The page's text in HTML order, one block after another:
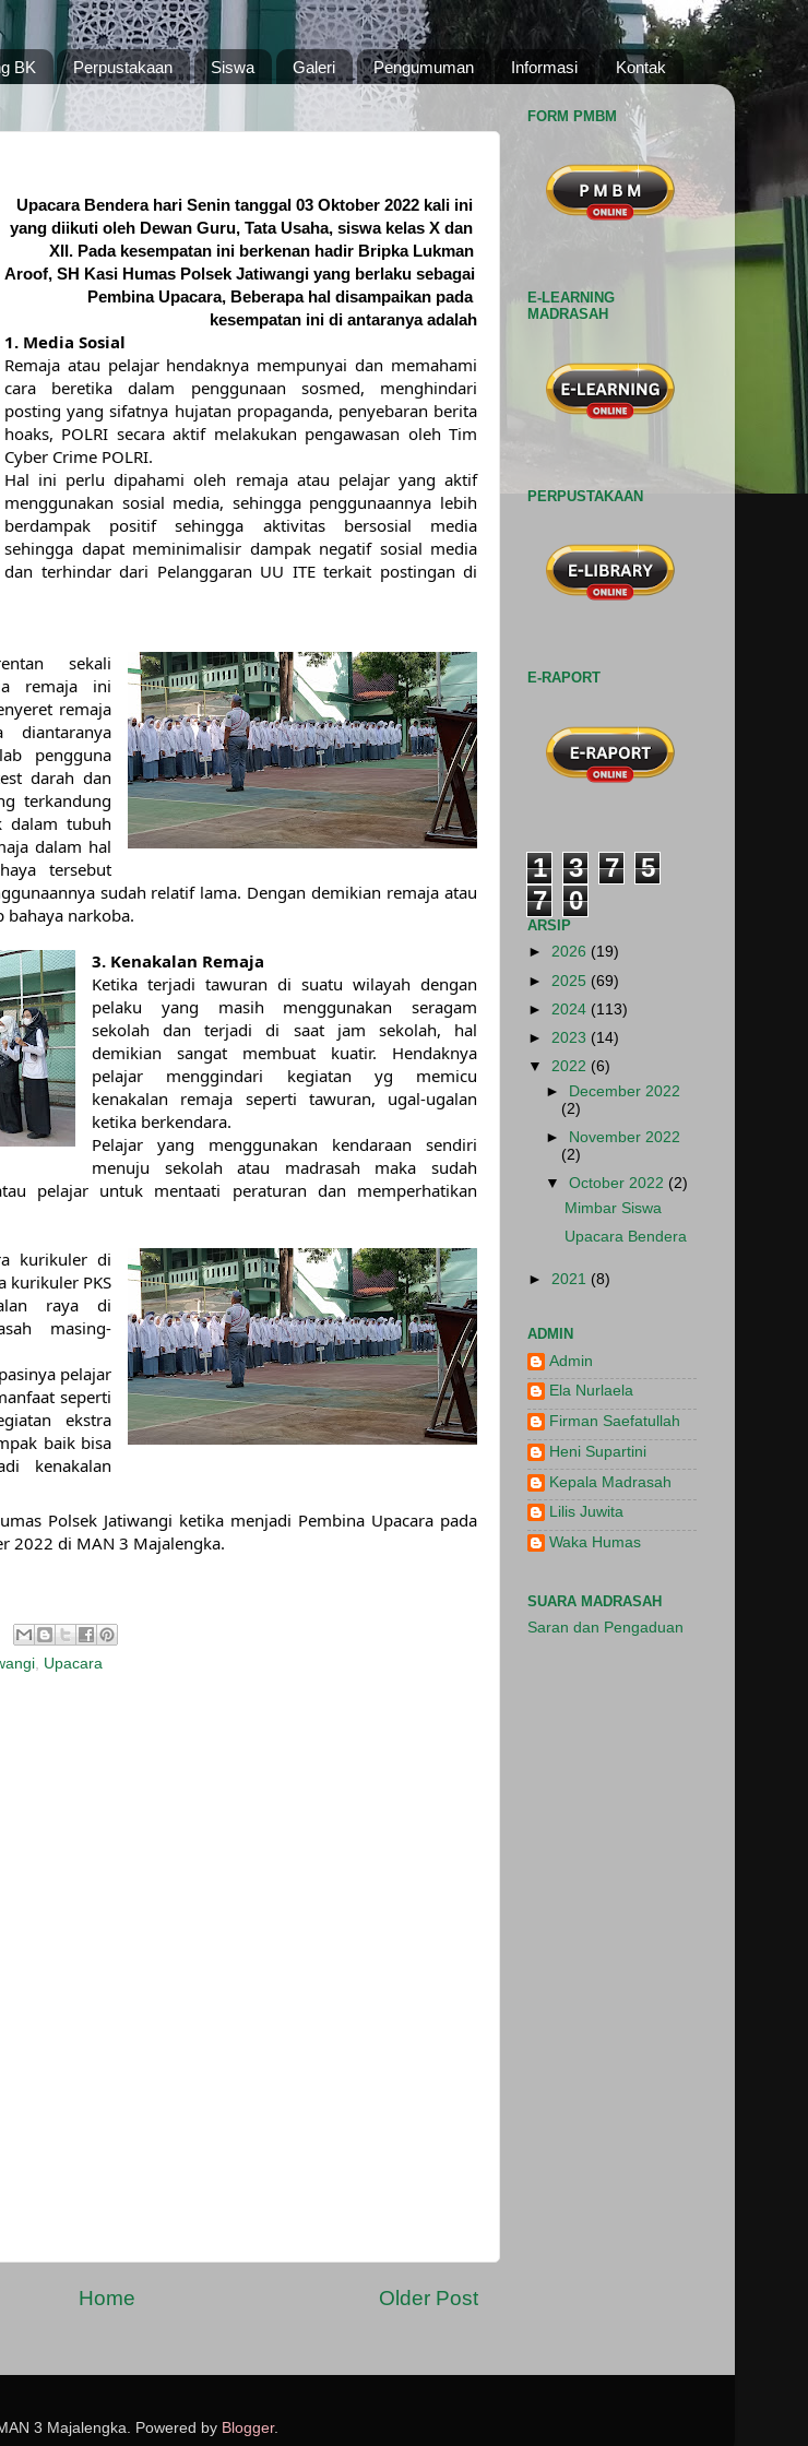
BK Perpustakaan Siswa Galeri Pengumuman Informasi Kontak
Upacara Bendera hari Senin tanggal 03 Oktober 2022 kali ini
yang diikuti oleh Dewan Guru, Tata Usaha, siswa kelas X dan
XII. Pada kesempatan ini berkenan hadir Bripka Lukman
Aroof, SH Kasi Humas Polsek Jatiwangi yang berlaku sebagai
Pembina Upacara, Beberapa hal disampaikan pada
kesempatan ini di antaranya adalah
1. Media Sosial
Remaja atau pelajar hendaknya mempunyai dan memahami
cara beretika dalam penggunaan sosmed, menghindari
posting yang sifatnya hujatan propaganda, penyebaran berita
hoaks, POLRI secara aktif melakukan pengawasan oleh Tim
Cyber Crime POLRI.
Hal ini perlu dipahami oleh remaja atau pelajar yang aktif
menggunakan sosial media, sehingga penggunaannya lebih
berdampak positif sehingga aktivitas bersosial media
sehingga dapat meminimalisir dampak negatif sosial media
dan terhindar dari Pelanggaran UU ITE terkait postingan di
sekali
remaja ini
remaja
diantaranya
pengguna
darah dan
terkandung
dalam tubuh
dalam hal
tersebut
sudah relatif lama. Dengan demikian remaja atau
bahaya narkoba.
3. Kenakalan Remaja
Ketika terjadi tawuran di suatu wilayah dengan
pelaku yang masih menggunakan seragam
sekolah dan terjadi di saat jam sekolah, hal
demikian sangat membuat kuatir. Hendaknya
pelajar menggindari kegiatan yg memicu
kenakalan remaja seperti tawuran, ugal-ugalan
ketika berkendara.
Pelajar yang menggunakan kendaraan sendiri
menuju sekolah atau madrasah maka sudah
pelajar untuk mentaati peraturan dan memperhatikan
kurikuler di
kurikuler PKS
raya di
masing-
pelajar
seperti
ekstra
baik bisa
kenakalan
Polsek Jatiwangi ketika menjadi Pembina Upacara pada
2022 di MAN 3 Majalengka.
Upacara
Older Post
Home
FORM PMBM
E-LEARNING
MADRASAH
PERPUSTAKAAN
E-RAPORT
1 3 7
5
7
0
ARSIP
► 2026 (19)
► 2025 (69)
► 2024 (113)
► 2023 (14)
▼ 2022 (6)
► December 2022
(2)
►
November 2022
(2)
▼October 2022 (2)
Mimbar Siswa
Upacara Bendera
► 2021 (8)
ADMIN
Admin
Ela Nurlaela
Firman Saefatullah
Heni Supartini
Kepala Madrasah
Lilis Juwita
Waka Humas
SUARA MADRASAH
Saran dan Pengaduan
3 Majalengka. Powered by Blogger.